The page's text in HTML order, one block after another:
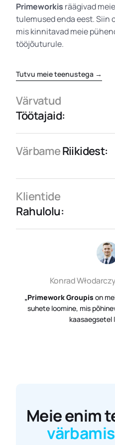
Primeworkis räägivad
tulemused enda eest. Siin
mis kinnitavad meie
tööjõuturule.
Tutvu meie teenustega →
Värvatud
Töötajaid:
VärbameRiikidest:
Klientide
Rahulolu:
Konrad
„Primework Groupis on
suhete loomine, mis
kaasaegsetel
Meie enim